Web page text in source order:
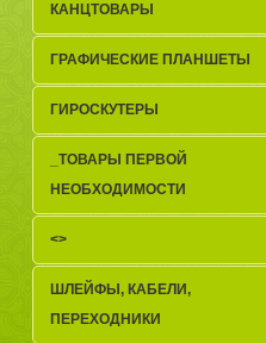
КАНЦТОВАРЫ
ГРАФИЧЕСКИЕ ПЛАНШЕТЫ
ГИРОСКУТЕРЫ
_TОВАРЫ ПЕРВОЙ
НЕОБХОДИМОСТИ
<>
ШЛЕЙФЫ, КАБЕЛИ,
ПЕРЕХОДНИКИ